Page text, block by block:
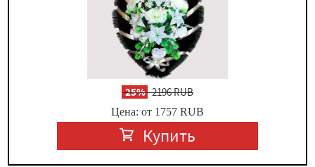
-25%2196 RUB
Цена: от 1757 RUB
Купить